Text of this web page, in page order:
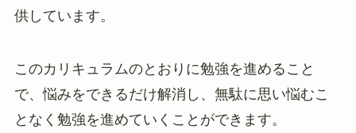
供しています。
このカリキュラムのとおりに勉強を進めること
で、悩みをできるだけ解消し、無駄に思い悩むこ
となく勉強を進めていくことができます。